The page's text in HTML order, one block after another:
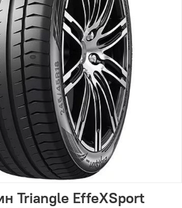
Triangle EffeXSport